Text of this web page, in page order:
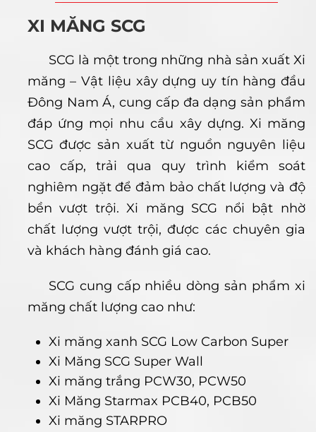
XI MĂNG SCG
SCG là một trong những nhà sản xuất Xi
măng – Vật liệu xây dựng uy tín hàng đầu
Đông Nam Á, cung cấp đa dạng sản phẩm
đáp ứng mọi nhu cầu xây dựng. Xi măng
SCG được sản xuất từ nguồn nguyên liệu
cao cấp, trải qua quy trình kiểm soát
nghiêm ngặt để đảm bảo chất lượng và độ
bền vượt trội. Xi măng SCG nổi bật nhờ
chất lượng vượt trội, được các chuyên gia
và khách hàng đánh giá cao.
SCG cung cấp nhiều dòng sản phẩm xi
măng chất lượng cao như:
Xi măng xanh SCG Low Carbon Super
Xi Măng SCG Super Wall
Xi măng trắng PCW30, PCW50
Xi Măng Starmax PCB40, PCB50
Xi măng STARPRO